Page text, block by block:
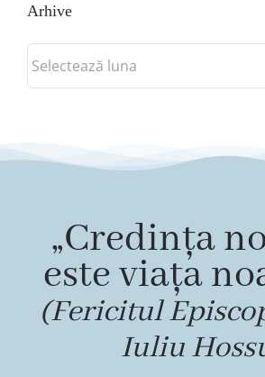
Arhive
Arhive
„Credința
este viața
(Fericitul
Iuliu